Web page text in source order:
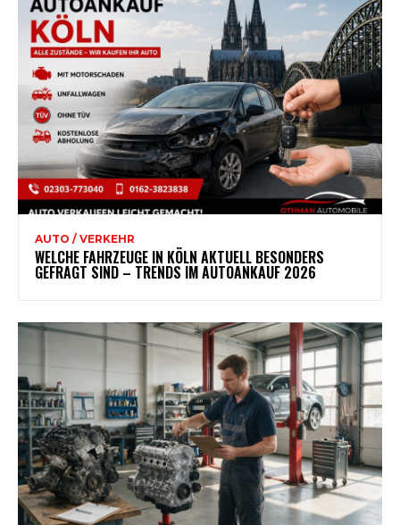
AUTO / VERKEHR
WELCHE FAHRZEUGE IN KÖLN AKTUELL BESONDERS
GEFRAGT SIND – TRENDS IM AUTOANKAUF 2026